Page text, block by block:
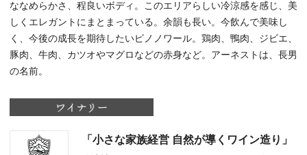
ななめらかさ、程良いボディ。このエリアらしい冷涼感を感じ、美
しくエレガントにまとまっている。余韻も長い。今飲んで美味し
く、今後の成長を期待したいピノノワール。鶏肉、鴨肉、ジビエ、
豚肉、牛肉、カツオやマグロなどの赤身など。アーネストは、長男
の名前。
「小さな家族経営 自然が導くワイン造り」